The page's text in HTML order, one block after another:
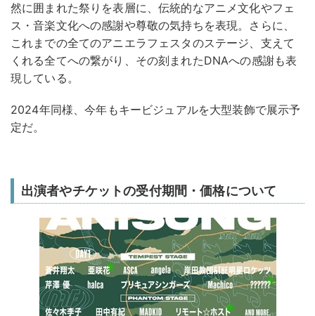
然に囲まれた祭りを表層に、伝統的なアニメ文化やフェ
ス・音楽文化への感謝や尊敬の気持ちを表現。さらに、
これまでの全てのアニエラフェスタのステージ、支えて
くれる全てへの繋がり、その刻まれたDNAへの感謝も表
現している。
2024年同様、今年もキービジュアルを大型装飾で展示予
定だ。
出演者やチケットの受付期間・価格について